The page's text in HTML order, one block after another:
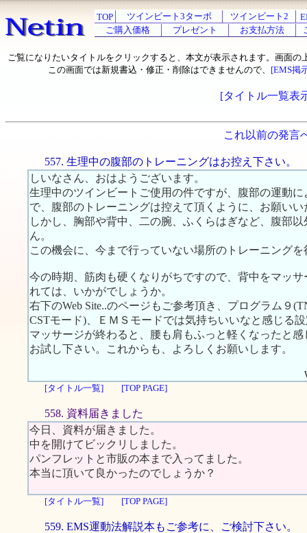
TOP ツインビート3ターボ ツインビート2
ご購入価格
プレゼント お支払方法
ご覧になりたいタイトルをクリックすると、本文が表示されます。画面の
この画面では新規書込・修正・削除はできませんので、 [EMS掲
[タイトル一覧表
これ以前の発言
557. 生理中の腹部のトレーニングはお控え下さい。
しいなさん、おはようございます。
生理中のツインビートご使用の件ですが、腹部の運動
で、腹部のトレーニングは控えて頂くように、お願いい
しかし、胸部や背中、二の腕、ふくらはぎなど、腹部
ん。
この機会に、今まで行っていない場所のトレーニング
今の時期、筋肉も硬くなりがちですので、背中をマッ
れては、いかがでしょうか。
右下のWeb Site..のページもご参考頂き、プログラム９
CSTモード)、ＥＭＳモードでは気持ちいいなと感じる
マッサージが終わると、腰も肩もふっと軽くなったと
お試し下さい。これからも、よろしくお願いします。
[タイトル一覧]
[TOP PAGE]
558. 資料届きました
今日、資料が届きました。
中を開けてビックリしました。
パンフレットと市販の本まで入ってました。
本当に頂いて良かったのでしょうか？
[タイトル一覧] [TOP PAGE]
559. EMS運動法解説本もご参考に、ご検討下さい。